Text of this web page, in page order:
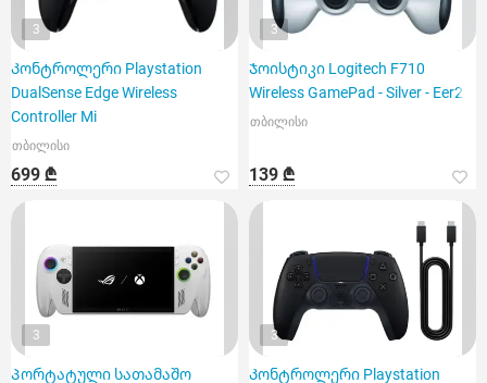
3
Კონტროლერი Playstation
DualSense Edge Wireless
Controller Mi
თბილისი
699 ₾
3
Ჯოისტიკი Logitech F710
Wireless GamePad - Silver - Eer2
თბილისი
139 ₾
3
Პორტატული სათამაშო
3
Კონტროლერი Playstation